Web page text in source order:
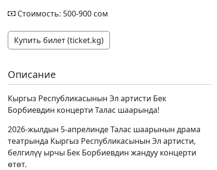
Стоимость: 500-900 сом
Купить билет (ticket.kg)
Описание
Кыргыз Республикасынын Эл артисти Бек
Борбиевдин концерти Талас шаарында!
2026-жылдын 5-апрелинде Талас шаарынын драма
театрында Кыргыз Республикасынын Эл артисти,
белгилүү ырчы Бек Борбиевдин жандуу концерти
өтөт.